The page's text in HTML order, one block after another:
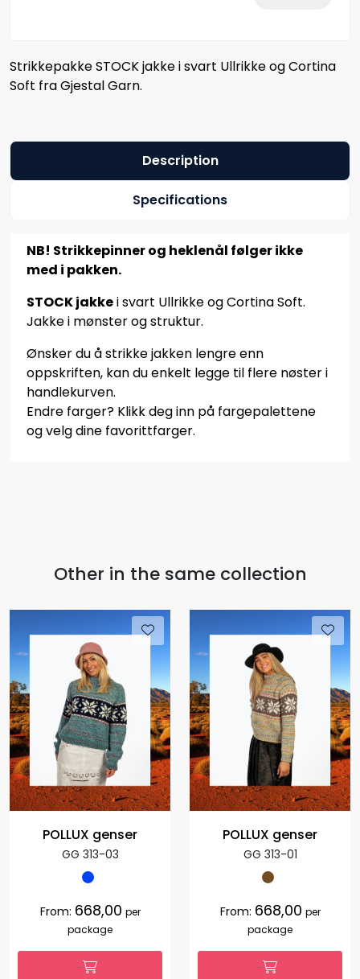
Strikkepakke STOCK jakke i svart Ullrikke og Cortina
Soft fra Gjestal Garn.
Description
Specifications
NB! Strikkepinner og heklenål følger ikke
med i pakken.
STOCK jakkei svart Ullrikke og Cortina Soft.
Jakke i mønster og struktur.
Ønsker du å strikke jakken lengre enn
oppskriften, kan du enkelt legge til flere nøster i
handlekurven.
Endre farger? Klikk deg inn på fargepalettene
og velg dine favorittfarger.
Other in the same collection
POLLUX genser
GG 313-03
From: 668,00 per
package
POLLUX genser
GG 313-01
From: 668,00 per
package